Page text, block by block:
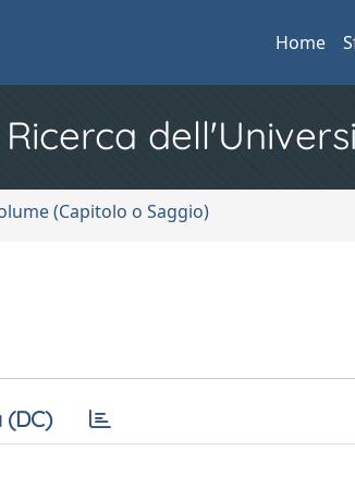
Home
(Capitolo o Saggio)
(DC)